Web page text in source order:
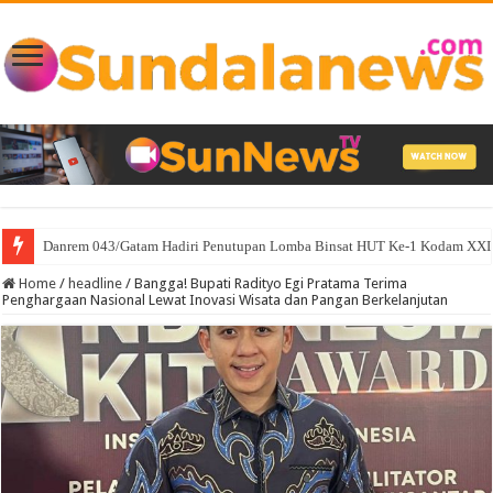
Danrem 043/Gatam Hadiri Penutupan Lomba Binsat HUT Ke-1 Kodam
Home / headline / Bangga! Bupati Radityo Egi Pratama Terima
Penghargaan Nasional Lewat Inovasi Wisata dan Pangan Berkelanjutan